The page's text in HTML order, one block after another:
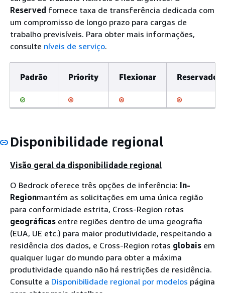
Reserved fornece taxa de transferência dedicada com
um compromisso de longo prazo para cargas de
trabalho previsíveis. Para obter mais informações,
consulte níveis de serviço.
Padrão Priority Flexionar Reservado
Disponibilidade regional
Visão geral da disponibilidade regional
O Bedrock oferece três opções de inferência: In-
Regionmantém as solicitações em uma única região
para conformidade estrita, Cross-Region rotas
geográficas entre regiões dentro de uma geografia
(EUA, UE etc.) para maior produtividade, respeitando a
residência dos dados, e Cross-Region rotas globais em
qualquer lugar do mundo para obter a máxima
produtividade quando não há restrições de residência.
Consulte a Disponibilidade regional por modelos página